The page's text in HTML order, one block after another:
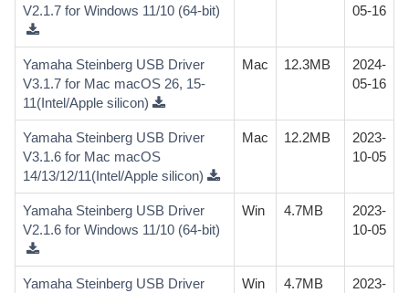
V2.1.7 for Windows 11/10 (64-bit)
05-16
Yamaha Steinberg USB Driver
V3.1.7 for Mac macOS 26, 15-
11(Intel/Apple silicon)
Mac 12.3MB
2024-
05-16
Yamaha Steinberg USB Driver
V3.1.6 for Mac macOS
14/13/12/11(Intel/Apple silicon)
Mac 12.2MB
2023-
10-05
Yamaha Steinberg USB Driver
V2.1.6 for Windows 11/10 (64-bit)
Win 4.7MB
2023-
10-05
Yamaha Steinberg USB Driver
Win 4.7MB
2023-